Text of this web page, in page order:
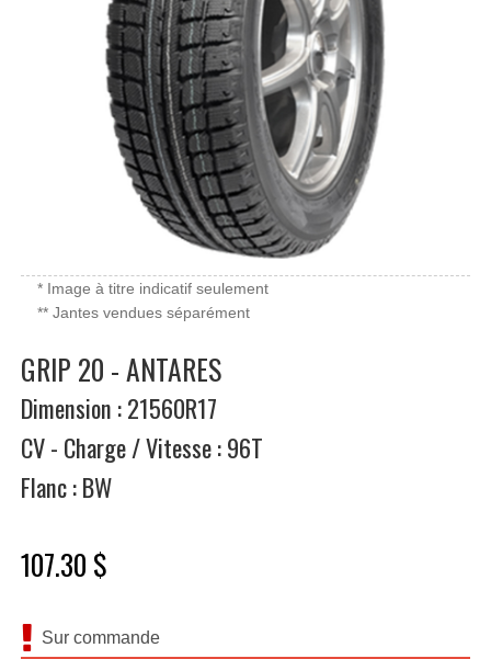
* Image à titre indicatif seulement
** Jantes vendues séparément
GRIP 20 - ANTARES
Dimension : 21560R17
CV - Charge / Vitesse : 96T
Flanc : BW
107.30 $
Sur commande